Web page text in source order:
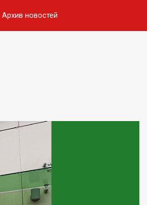
Архив новостей